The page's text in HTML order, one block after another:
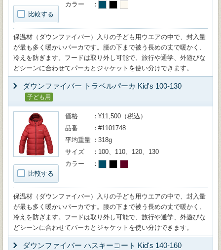
比較する
カラー
保温材（ダウンファイバー）入りの子ども用ウエアの中で、封入量
が最も多く暖かいパーカです。腰の下まで被う長めの丈で暖かく、
冷えを防ぎます。フードは取り外し可能で、旅行や通学、外遊びな
どシーンに合わせてパーカとジャケットを使い分けできます。
ダウンファイバー トラベルパーカ Kid's 100-130
子ども用
比較する
価格
¥11,500（税込）
品番
#1101748
平均重量
318g
サイズ
100、110、120、130
カラー
保温材（ダウンファイバー）入りの子ども用ウエアの中で、封入量
が最も多く暖かいパーカです。腰の下まで被う長めの丈で暖かく、
冷えを防ぎます。フードは取り外し可能で、旅行や通学、外遊びな
どシーンに合わせてパーカとジャケットを使い分けできます。
ダウンファイバー ハスキーコート Kid's 140-160